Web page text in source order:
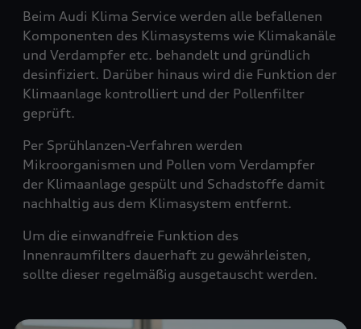
Beim Audi Klima Service werden alle befallenen
Komponenten des Klimasystems wie Klimakanäle
und Verdampfer etc. behandelt und gründlich
desinfiziert. Darüber hinaus wird die Funktion der
Klimaanlage kontrolliert und der Pollenfilter
geprüft.
Per Sprühlanzen-Verfahren werden
Mikroorganismen und Pollen vom Verdampfer
der Klimaanlage gespült und Schadstoffe damit
nachhaltig aus dem Klimasystem entfernt.
Um die einwandfreie Funktion des
Innenraumfilters dauerhaft zu gewährleisten,
sollte dieser regelmäßig ausgetauscht werden.